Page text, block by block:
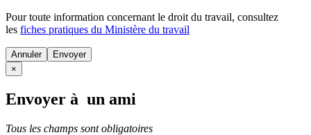
Pour toute information concernant le droit du travail, consultez
les fiches pratiques du Ministère du travail
Annuler
×
Envoyer à un ami
Tous les champs sont obligatoires